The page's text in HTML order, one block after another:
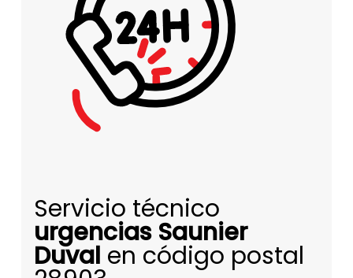
Servicio técnico
urgencias Saunier
Duval en código postal